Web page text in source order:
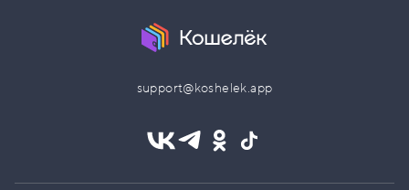
support@koshelek.app